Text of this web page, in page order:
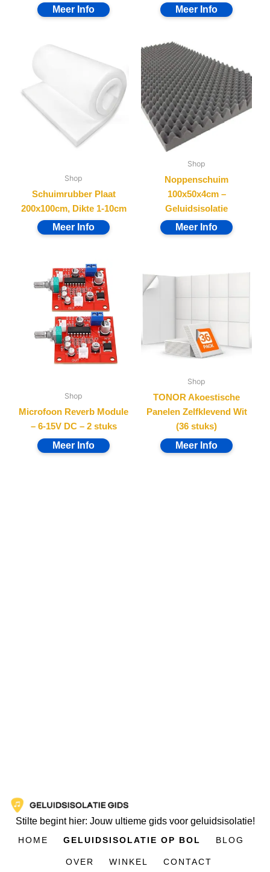
Shop
Schuimrubber Plaat
200x100cm, Dikte 1-10cm
Shop
Noppenschuim
100x50x4cm –
Geluidsisolatie
Shop
Microfoon Reverb Module
– 6-15V DC – 2 stuks
Shop
TONOR Akoestische
Panelen Zelfklevend Wit
(36 stuks)
Stilte begint hier: Jouw ultieme gids voor geluidsisolatie!
HOME GELUIDSISOLATIE OP BOL BLOG
OVER WINKEL CONTACT